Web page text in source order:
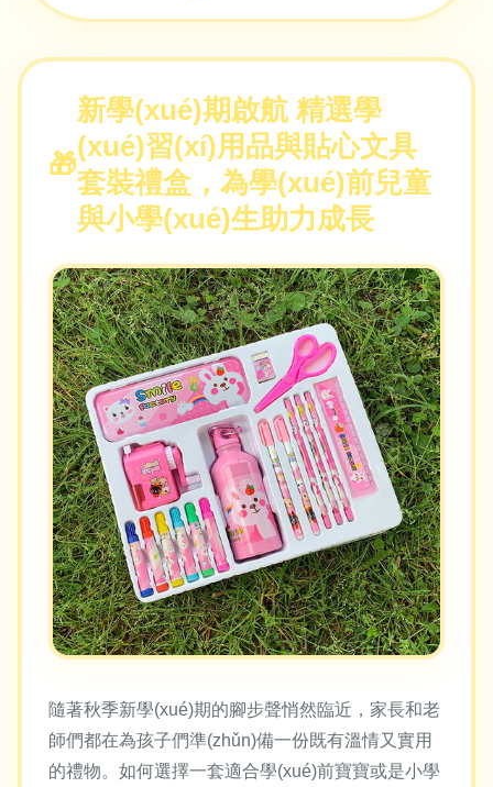
新學(xué)期啟航 精選學
(xué)習(xí)用品與貼心文具
套裝禮盒，為學(xué)前兒童
與小學(xué)生助力成長
隨著秋季新學(xué)期的腳步聲悄然臨近，家長和老
師們都在為孩子們準(zhǔn)備一份既有溫情又實用
的禮物。如何選擇一套適合學(xué)前寶寶或是小學